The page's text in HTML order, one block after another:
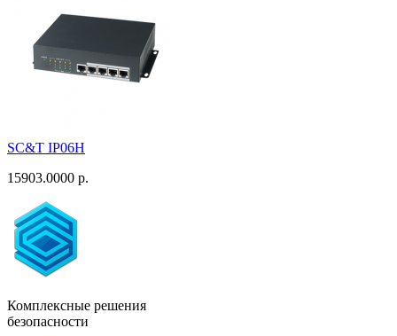
SC&T IP06H
15903.0000 р.
Комплексные решения
безопасности